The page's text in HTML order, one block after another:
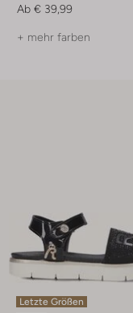
Ab € 39,99
+ mehr farben
Letzte Größen